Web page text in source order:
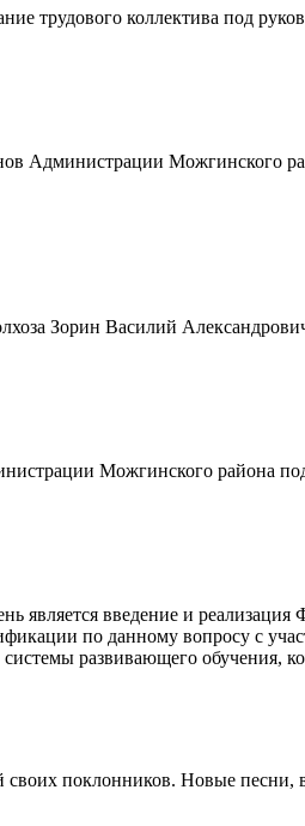
трудового коллектива под
Администрации Можгинского
Зорин Василий
Можгинского района
введение и реализация
по данному вопросу с
развивающего обучения,
поклонников. Новые песни,